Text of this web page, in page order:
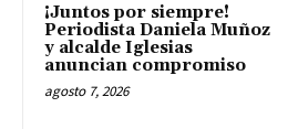
¡Juntos por siempre!
Periodista Daniela Muñoz
y alcalde Iglesias
anuncian compromiso
agosto 7, 2026